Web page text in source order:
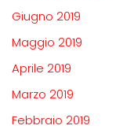
Giugno 2019
Maggio 2019
Aprile 2019
Marzo 2019
Febbraio 2019